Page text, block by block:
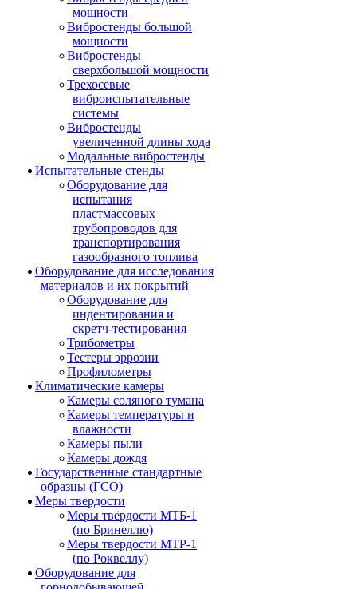
мощности
Вибростенды большой
мощности
Вибростенды
сверхбольшой мощности
Трехосевые
виброиспытательные
системы
Вибростенды
увеличенной длины хода
Модальные вибростенды
Испытательные стенды
Оборудование для
испытания
пластмассовых
трубопроводов для
транспортирования
газообразного топлива
Оборудование для исследования
материалов и их покрытий
Оборудование для
индентирования и
скретч-тестирования
Трибометры
Тестеры эррозии
Профилометры
Климатические камеры
Камеры соляного тумана
Камеры температуры и
влажности
Камеры пыли
Камеры дождя
Государственные стандартные
образцы (ГСО)
Меры твердости
Меры твёрдости МТБ-1
(по Бринеллю)
Меры твердости МТР-1
(по Роквеллу)
Оборудование для